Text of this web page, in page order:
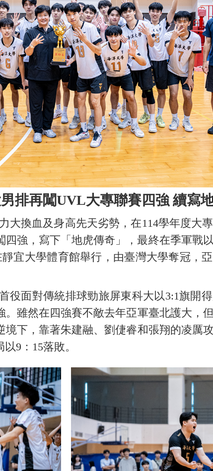
排再闖UVL大專聯賽四強 續寫
換血及身高先天劣勢，在114學年度大
強，寫下「地虎傳奇」，最終在季軍戰
宜大學體育館舉行，由臺灣大學奪冠，
面對傳統排球勁旅屏東科大以3:1旗開
雖然在四強賽不敵去年亞軍臺北護大，
下，靠著朱建融、劉倢睿和張翔的凌厲
9：15落敗。